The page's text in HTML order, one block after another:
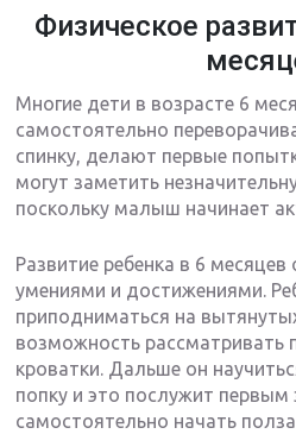
Физическое
Многие дети в возрасте 6
самостоятельно
спинку, делают первые
могут заметить
поскольку малыш начинает
Развитие ребенка в 6
умениями и достижениями.
приподниматься на
возможность рассматривать
кроватки. Дальше он
попку и это послужит
самостоятельно начать